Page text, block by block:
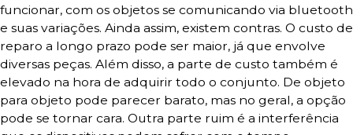
funcionar, com os objetos se comunicando via bluetooth
e suas variações. Ainda assim, existem contras. O custo de
reparo a longo prazo pode ser maior, já que envolve
diversas peças. Além disso, a parte de custo também é
elevado na hora de adquirir todo o conjunto. De objeto
para objeto pode parecer barato, mas no geral, a opção
pode se tornar cara. Outra parte ruim é a interferência